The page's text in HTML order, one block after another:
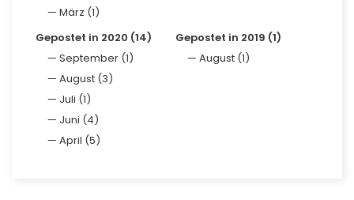
März (1)
Gepostet in 2020 (14)
September (1)
August (3)
Juli (1)
Juni (4)
April (5)
Gepostet in 2019 (1)
August (1)